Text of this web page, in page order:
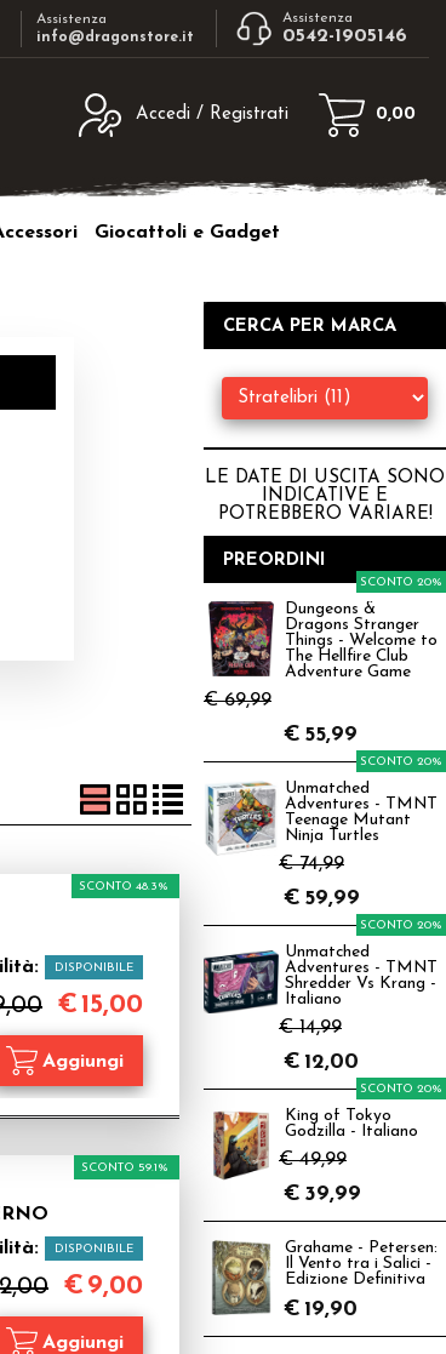
Assistenza
info@dragonstore.it
Assistenza
0542-1905146
Accedi / Registrati
sul
sito clicca sul pulsante "Registrati"
0,00
Giocattoli e Gadget
DISPONIBILE
SCONTO 48.3%
€15,00
DISPONIBILE
SCONTO 59.1%
€ 9,00
CERCA PER MARCA
LE DATE DI USCITA SONO
INDICATIVE E
POTREBBERO VARIARE!
PREORDINI
Dungeons &
Dragons Stranger
Things - Welcome to
The Hellfire Club
Adventure Game
€ 69,99
SCONTO 20%
€ 55,99
Unmatched
Adventures - TMNT
Teenage Mutant
Ninja Turtles
€ 74,99
SCONTO 20%
€ 59,99
Unmatched
Adventures - TMNT
Shredder Vs Krang -
Italiano
€ 14,99
SCONTO 20%
€ 12,00
King of Tokyo
Godzilla - Italiano
€ 49,99
SCONTO 20%
€ 39,99
Grahame - Petersen:
Il Vento tra i Salici -
Edizione Definitiva
€ 19,90